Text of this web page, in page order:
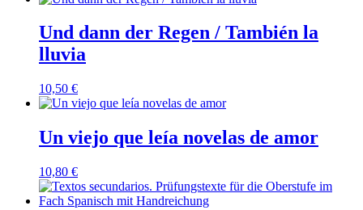
Und dann der Regen / También la
lluvia
10,50 €
Un viejo que leía novelas de amor
10,80 €